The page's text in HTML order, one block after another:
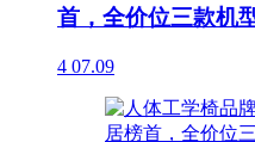
首，全价位三款机
4 07.09